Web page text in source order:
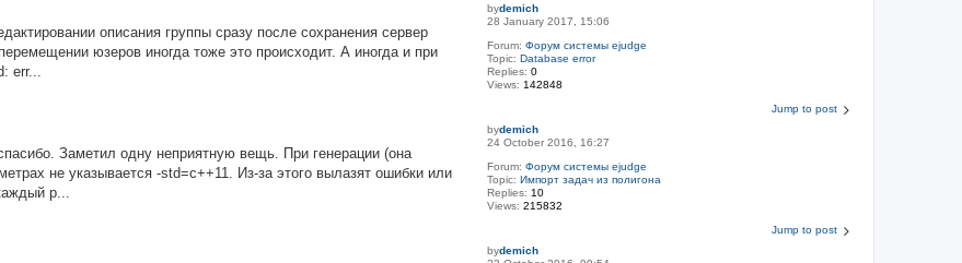
bydemich
28 January 2017, 15:06
Forum:Форум системы ejudge
Topic:Database error
Replies:0
Views: 142848
описания группы сразу после сохранения сервер
юзеров иногда тоже это происходит. А иногда и при
err...
Jump to post
bydemich
24 October 2016, 16:27
Forum:Форум системы ejudge
Topic:Импорт задач из полигона
Replies: 10
Views:215832
Заметил одну неприятную вещь. При генерации (она
не указывается -std=c++11. Из-за этого вылазят ошибки или
р...
Jump to post
bydemich